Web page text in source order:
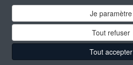
Je paramètre
Tout refuser
Tout accepter